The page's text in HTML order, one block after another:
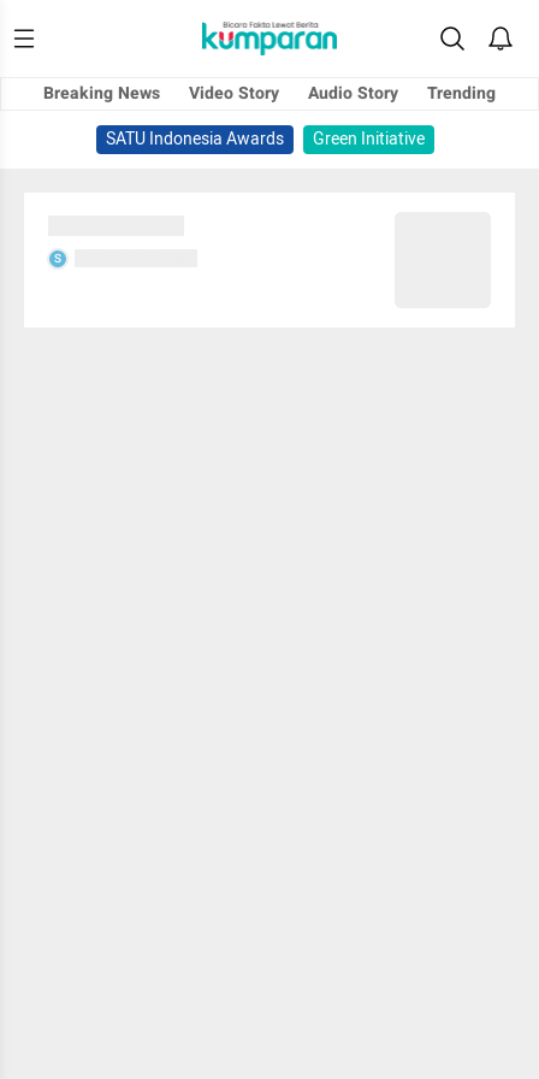
Breaking News Video Story Audio Story
Trending
SATU Indonesia Awards
Green Initiative
S